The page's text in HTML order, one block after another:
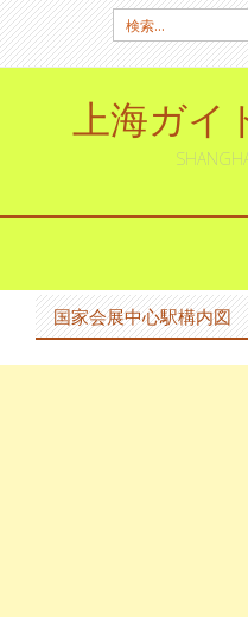
検
索:
上海ガ
テ
ン
ツ
ス
国家会展中心駅構内図